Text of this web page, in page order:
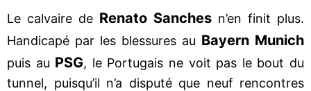
Le calvaire de Renato Sanches n’en finit plus.
Handicapé par les blessures au Bayern Munich
puis au PSG, le Portugais ne voit pas le bout du
tunnel, puisqu’il n’a disputé que neuf rencontres